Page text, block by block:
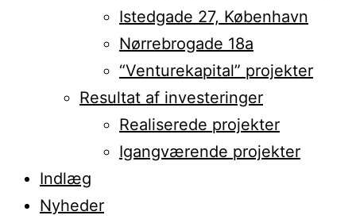
Istedgade 27, København
Nørrebrogade 18a
“Venturekapital” projekter
Resultat af investeringer
Realiserede projekter
Igangværende projekter
Indlæg
Nyheder